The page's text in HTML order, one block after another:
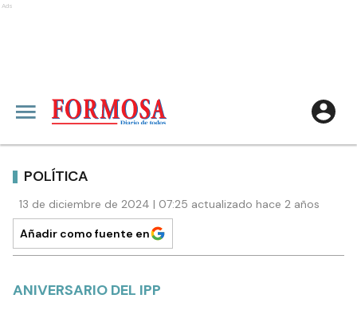
Ads
POLÍTICA
13 de diciembre de 2024 | 07:25 actualizado hace 2 años
Añadir como fuente en
ANIVERSARIO DEL IPP